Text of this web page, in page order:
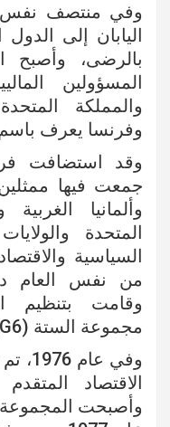
وفي منتصف نفس
اليابان إلى الدول
بالرضى، وأصبح
المسؤولين
والمملكة
وفرنسا يعرف
جمعت فيها
وألمانيا الغربية
المتحدة
السياسية
من نفس العام
وقامت بتنظيم
مجموعة الستة (G6).
وفي
الاقتصاد